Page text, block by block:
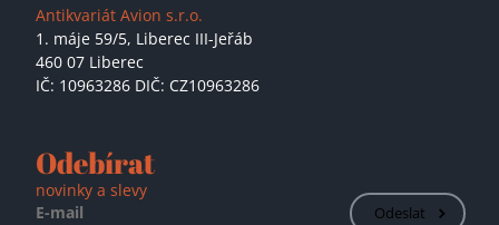
Antikvariát Avion s.r.o.
1. máje 59/5, Liberec III-Jeřáb
460 07 Liberec
IČ: 10963286 DIČ: CZ10963286
Odebírat
novinky a slevy
Odeslat